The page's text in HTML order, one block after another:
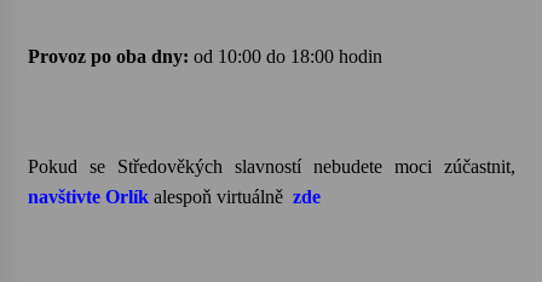
30. 6. 2026
Provoz po oba dny: od 10:00 do 18:00 hodin
Pokud se Středověkých slavností nebudete moci zúčastnit,
navštivte Orlíkalespoň virtuálně zde